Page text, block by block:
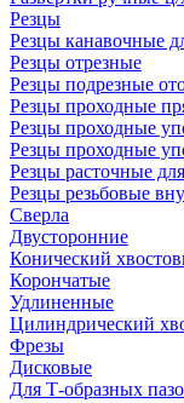
Резцы
Резцы канавочные
Резцы отрезные
Резцы подрезные
Резцы проходные
Резцы проходные
Резцы проходные
Резцы расточные
Резцы резьбовые
Сверла
Двусторонние
Конический
Корончатые
Удлиненные
Цилиндрический
Фрезы
Дисковые
Для Т-образных